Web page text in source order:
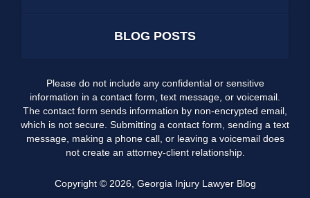
BLOG POSTS
Please do not include any confidential or sensitive
information in a contact form, text message, or voicemail.
The contact form sends information by non-encrypted email,
which is not secure. Submitting a contact form, sending a text
message, making a phone call, or leaving a voicemail does
not create an attorney-client relationship.
Copyright © 2026, Georgia Injury Lawyer Blog